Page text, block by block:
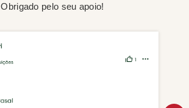
Obrigado pelo seu apoio!